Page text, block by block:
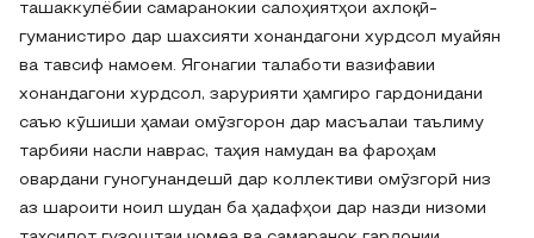
ташаккулёбии самаранокии салоҳиятҳои ахлоқӣ-
гуманистиро дар шахсияти хонандагони хурдсол муайян
ва тавсиф намоем. Ягонагии талаботи вазифавии
хонандагони хурдсол, зарурияти ҳамгиро гардонидани
саъю кӯшиши ҳамаи омӯзгорон дар масъалаи таълиму
тарбияи насли наврас, таҳия намудан ва фароҳам
овардани гуногунандешӣ дар коллективи омӯзгорӣ низ
аз шароити ноил шудан ба ҳадафҳои дар назди низоми